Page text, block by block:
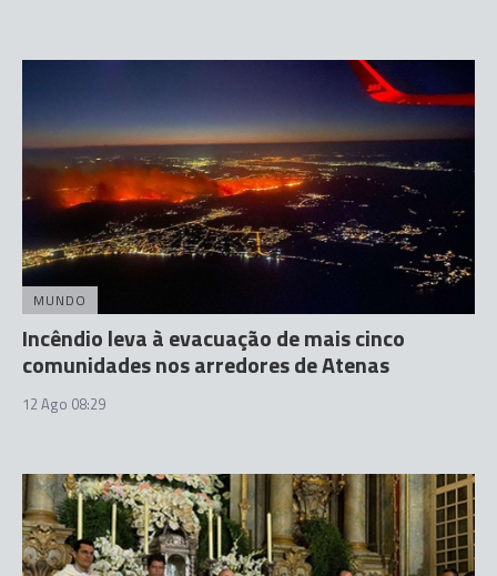
MUNDO
Incêndio leva à evacuação de mais cinco
comunidades nos arredores de Atenas
12 Ago 08:29